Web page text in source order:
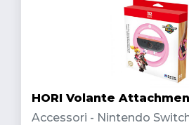
HORI Volante
Accessori - Nintendo